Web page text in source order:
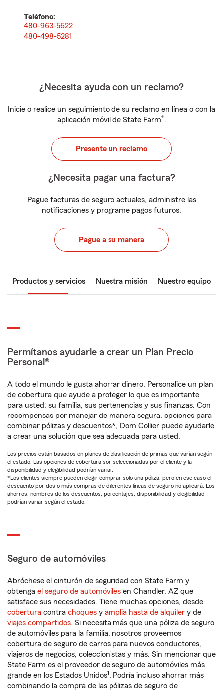
Teléfono:
480-963-5622
480-498-5281
¿Necesita ayuda con un reclamo?
Inicie o realice un seguimiento de su reclamo en línea o con la
aplicación móvil de State Farm®.
Presente un reclamo
¿Necesita pagar una factura?
Pague facturas de seguro actuales, administre las
notificaciones y programe pagos futuros.
Pague a su manera
Productos y servicios Nuestra misión Nuestro equipo
Permítanos ayudarle a crear un Plan Precio
Personal®
A todo el mundo le gusta ahorrar dinero. Personalice un plan
de cobertura que ayude a proteger lo que es importante
para usted: su familia, sus pertenencias y sus finanzas. Con
recompensas por manejar de manera segura, opciones para
combinar pólizas y descuentos*, Dom Collier puede ayudarle
a crear una solución que sea adecuada para usted.
Los precios están basados en planes de clasificación de primas que varían según
el estado. Las opciones de cobertura son seleccionadas por el cliente y la
disponibilidad y elegibilidad podrían variar.
*Los clientes siempre pueden elegir comprar solo una póliza, pero en ese caso el
descuento por dos o más compras de diferentes líneas de seguro no aplicará. Los
ahorros, nombres de los descuentos, porcentajes, disponibilidad y elegibilidad
podrían variar según el estado.
Seguro de automóviles
Abróchese el cinturón de seguridad con State Farm y
obtenga el seguro de automóviles en Chandler, AZ que
satisface sus necesidades. Tiene muchas opciones, desde
cobertura contra choques y amplia hasta de alquiler y de
viajes compartidos. Si necesita más que una póliza de seguro
de automóviles para la familia, nosotros proveemos
cobertura de seguro de carros para nuevos conductores,
viajeros de negocios, coleccionistas y más. Sin mencionar que
State Farm es el proveedor de seguro de automóviles más
grande en los Estados Unidos1. Podría incluso ahorrar más
combinando la compra de las pólizas de seguro de